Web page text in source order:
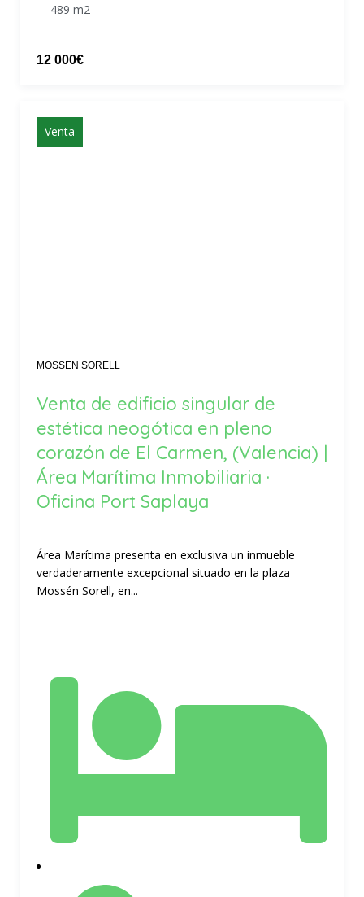
489 m2
12 000€
Venta
MOSSEN SORELL
Venta de edificio singular de
estética neogótica en pleno
corazón de El Carmen, (Valencia) |
Área Marítima Inmobiliaria ·
Oficina Port Saplaya
Área Marítima presenta en exclusiva un inmueble
verdaderamente excepcional situado en la plaza
Mossén Sorell, en...